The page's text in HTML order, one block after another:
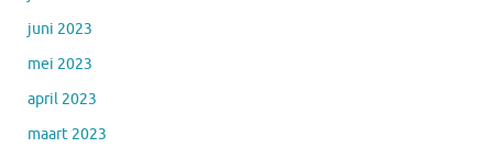
juni 2023
mei 2023
april 2023
maart 2023